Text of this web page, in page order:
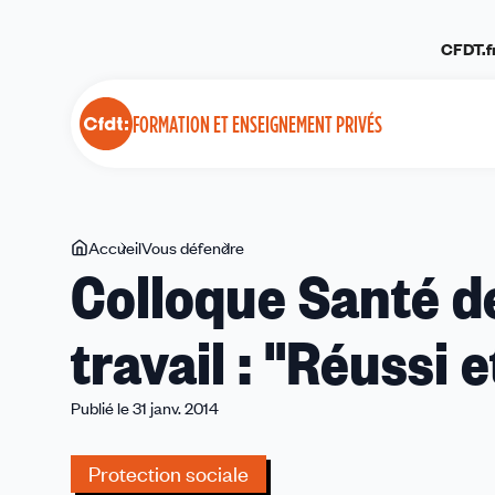
FORMATION ET ENSEIGNEMENT PRIVÉS
Vous
êtes
ici
AccueilVous défendre
Santé
des
enseignants
au
et
Colloque Santé
travail : "Réussi
Publié le 31 janv. 2014
Protection sociale